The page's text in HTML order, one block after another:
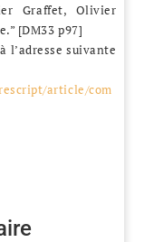
Graffet, Olivier
[DM33 p97]
l’adresse suivante
article/com